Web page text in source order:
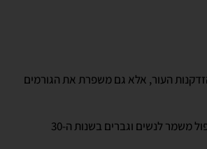
העור, אלא גם משפרת את הגורמים
סקולפטרה מתאימה לנשים וגברים בני 40 ומעלה שרוצים למצק את עור הפנים, וגם כטיפול משמר לנשים וגברים בשנות ה-30